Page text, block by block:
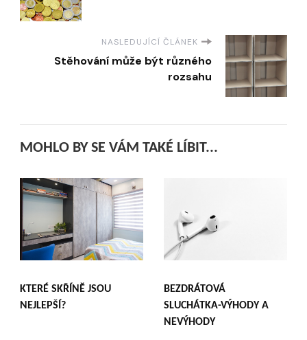
NASLEDUJÍCÍ ČLÁNEK
Stěhování může být různého
rozsahu
MOHLO BY SE VÁM TAKÉ LÍBIT...
KTERÉ SKŘÍNĚ JSOU
NEJLEPŠÍ?
BEZDRÁTOVÁ
SLUCHÁTKA-VÝHODY A
NEVÝHODY